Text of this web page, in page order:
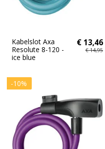
Kabelslot Axa
Resolute 8-120 -
ice blue
€ 13,46
€ 14,95
-10%